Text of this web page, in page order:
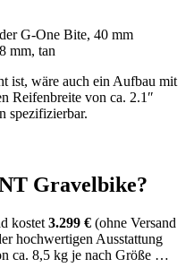
G-One Bite, 40 mm
mm, tan
ist, wäre auch ein Aufbau mit
Reifenbreite von ca. 2.1″
spezifizierbar.
Gravelbike?
kostet 3.299 € (ohne Versand
hochwertigen Ausstattung
ca. 8,5 kg je nach Größe …